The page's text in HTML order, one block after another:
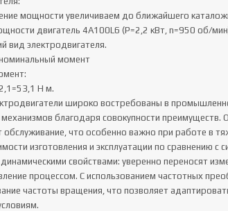
мощности увеличиваем до ближайшего
двигатель 4А100L6 (Р=2,2 кВт, n=950 об/
вид электродвигателя.
момент
Н м.
широко востребованы в
благодаря совокупности преимуществ.
обслуживание, что особенно важно при работе в
изготовления и эксплуатации по сравнению с
свойствами: уверенно переносят
процессом. С использованием частотных
частоты вращения, что позволяет